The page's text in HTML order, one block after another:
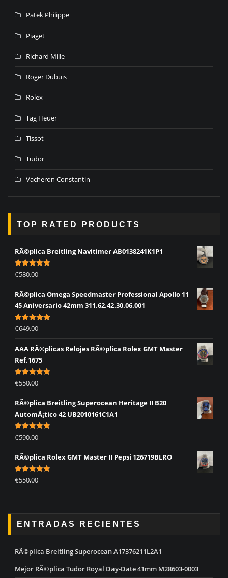
Patek Philippe
Piaget
Richard Mille
Roger Dubuis
Rolex
Tag Heuer
Tissot
Tudor
Vacheron Constantin
TOP RATED PRODUCTS
RÃ©plica Breitling Navitimer AB0138241K1P1
Rated5.00
out of 5
€580,00
RÃ©plica Omega Speedmaster Professional Apollo 11
45 Aniversario 42mm 311.62.42.30.06.001
Rated5.00
out of 5
€649,00
AAA RÃ©plicas Relojes RÃ©plica Rolex GMT Master
Ref.1675
Rated5.00
out of 5
€550,00
RÃ©plica Breitling Superocean Heritage II B20
AutomÃ¡tico 42 UB2010161C1A1
Rated5.00
out of 5
€590,00
RÃ©plica Rolex GMT Master II Pepsi 126719BLRO
Rated5.00
out of 5
€550,00
ENTRADAS RECIENTES
RÃ©plica Breitling Superocean A17376211L2A1
Mejor RÃ©plica Tudor Royal Day-Date 41mm M28603-0003